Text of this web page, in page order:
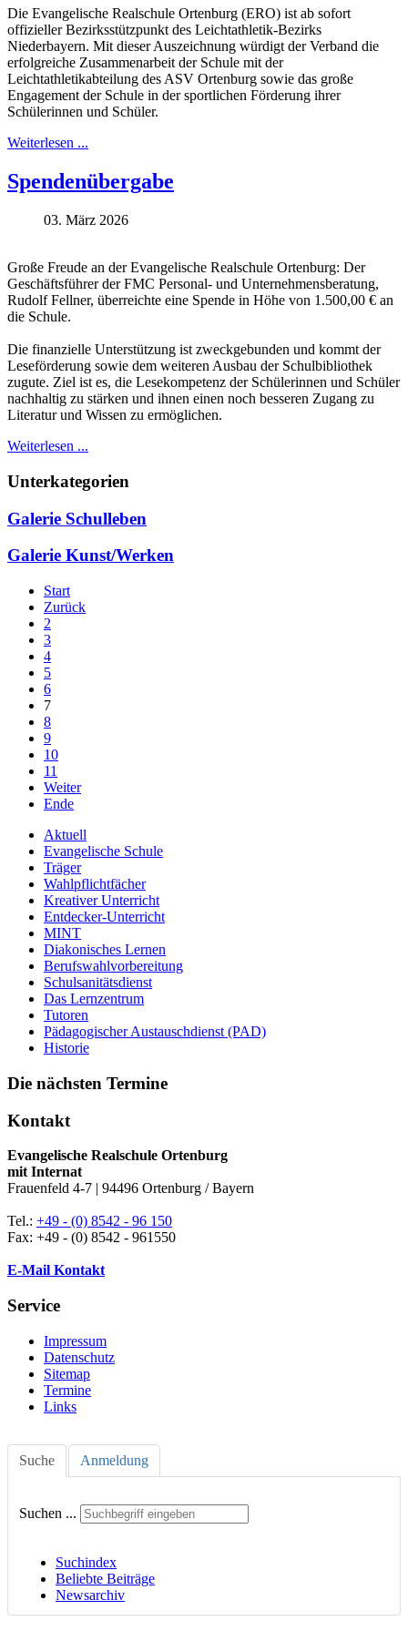
Die Evangelische Realschule Ortenburg (ERO) ist ab sofort
offizieller Bezirksstützpunkt des Leichtathletik-Bezirks
Niederbayern. Mit dieser Auszeichnung würdigt der Verband die
erfolgreiche Zusammenarbeit der Schule mit der
Leichtathletikabteilung des ASV Ortenburg sowie das große
Engagement der Schule in der sportlichen Förderung ihrer
Schülerinnen und Schüler.
Weiterlesen ...
Spendenübergabe
03. März 2026
Große Freude an der Evangelische Realschule Ortenburg: Der
Geschäftsführer der FMC Personal- und Unternehmensberatung,
Rudolf Fellner, überreichte eine Spende in Höhe von 1.500,00 € an
die Schule.
Die finanzielle Unterstützung ist zweckgebunden und kommt der
Leseförderung sowie dem weiteren Ausbau der Schulbibliothek
zugute. Ziel ist es, die Lesekompetenz der Schülerinnen und Schüler
nachhaltig zu stärken und ihnen einen noch besseren Zugang zu
Literatur und Wissen zu ermöglichen.
Weiterlesen ...
Unterkategorien
Galerie Schulleben
Galerie Kunst/Werken
Start
Zurück
2
3
4
5
6
7
8
9
10
11
Weiter
Ende
Aktuell
Evangelische Schule
Träger
Wahlpflichtfächer
Kreativer Unterricht
Entdecker-Unterricht
MINT
Diakonisches Lernen
Berufswahlvorbereitung
Schulsanitätsdienst
Das Lernzentrum
Tutoren
Pädagogischer Austauschdienst (PAD)
Historie
Die nächsten Termine
Kontakt
Evangelische Realschule Ortenburg
mit Internat
Frauenfeld 4-7 | 94496 Ortenburg / Bayern
Tel.: +49 - (0) 8542 - 96 150
Fax: +49 - (0) 8542 - 961550
E-Mail Kontakt
Service
Impressum
Datenschutz
Sitemap
Termine
Links
Suche Anmeldung
Suchen ...
Suchindex
Beliebte Beiträge
Newsarchiv